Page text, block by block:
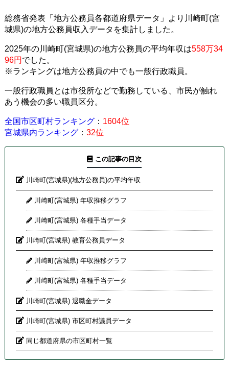
総務省発表「地方公務員各都道府県データ」より川崎町(宮
城県)の地方公務員収入データを集計しました。
2025年の川崎町(宮城県)の地方公務員の平均年収は558万34
96円 でした。
※ランキングは地方公務員の中でも一般行政職員。
一般行政職員とは市役所などで勤務している、市民が触れ
あう機会の多い職員区分。
全国市区町村ランキング： 1604位
宮城県内ランキング： 32位
この記事の目次
川崎町(宮城県)(地方公務員)の平均年収
川崎町(宮城県) 年収推移グラフ
川崎町(宮城県) 各種手当データ
川崎町(宮城県) 教育公務員データ
川崎町(宮城県) 年収推移グラフ
川崎町(宮城県) 各種手当データ
川崎町(宮城県) 退職金データ
川崎町(宮城県) 市区町村議員データ
同じ都道府県の市区町村一覧